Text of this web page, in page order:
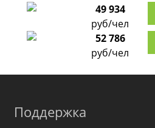
49 934
руб/чел
52 786
руб/чел
Поддержка